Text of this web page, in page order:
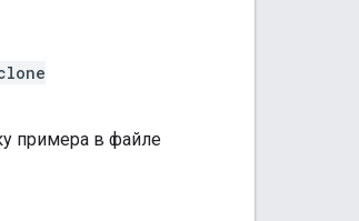
примера в файле